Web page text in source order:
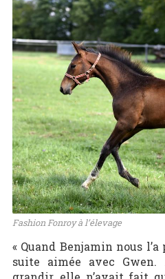
Fashion Fonroy à l’élevage
« Quand Benjamin nous
suite aimée avec